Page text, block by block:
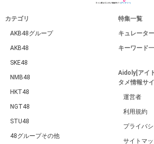
カテゴリ
AKB48グループ
AKB48
SKE48
NMB48
HKT48
NGT48
STU48
48グループその他
特集一覧
キュレータ
キーワード
Aidoly[アイ
タメ情報サ
運営者
利用規約
プライバ
サイトマ